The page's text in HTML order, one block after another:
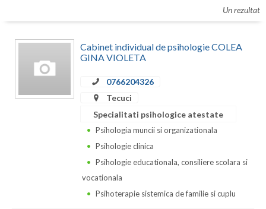
Calarasi
Constanta
Un rezultat
Cabinet individual de psihologie COLEA
GINA VIOLETA
0766204326
Tecuci
Specialitati psihologice atestate
Psihologia muncii si organizationala
Psihologie clinica
Psihologie educationala, consiliere scolara si
vocationala
Psihoterapie sistemica de familie si cuplu